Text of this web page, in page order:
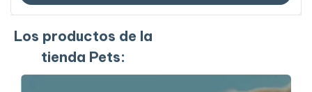
Los productos de la
tienda Pets: